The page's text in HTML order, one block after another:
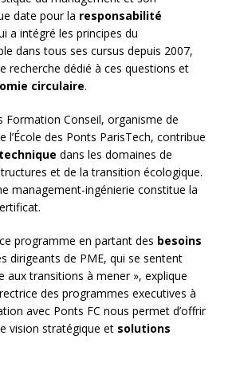
date pour la responsabilité
a intégré les principes du
dans tous ses cursus depuis 2007,
recherche dédié à ces questions et
circulaire.
Formation Conseil, organisme de
des Ponts ParisTech, contribue
dans les domaines de
et de la transition écologique.
management-ingénierie constitue la
programme en partant des besoins
dirigeants de PME, qui se sentent
aux transitions à mener », explique
des programmes executives à
avec Ponts FC nous permet d’offrir
vision stratégique et solutions